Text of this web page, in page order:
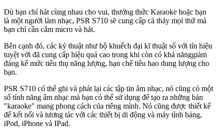
Dù bạn chỉ hát cùng nhau cho vui, thưởng thức Karaoke hoặc bạn
là một người làm nhạc, PSR S710 sẽ cung cấp cả thảy mọi thứ mà
bạn chỉ cần cắm micro và hát.
Bên cạnh đó, các kỷ thuật như bộ khuếch đại kĩ thuật số với tín hiệu
tuyệt vời đã cung cấp hiệu quả cao trong khi còn có khả nănggiảm
đáng kể mức tiêu thụ năng lượng, hạn chế tiêu hao dung lượng cho
bạn.
PSR S710 có thể ghi và phát lại các tập tin âm nhạc, nó cũng có một
số tính năng âm nhạc mà bạn có thể sử dụng để tạo ra những bản
"karaoke" mang phong cách của riêng mình. Nó cũng được thiết kế
để kết nối và tương tác với các thiết bị di động và máy tính bảng,
iPod, iPhone và IPad.